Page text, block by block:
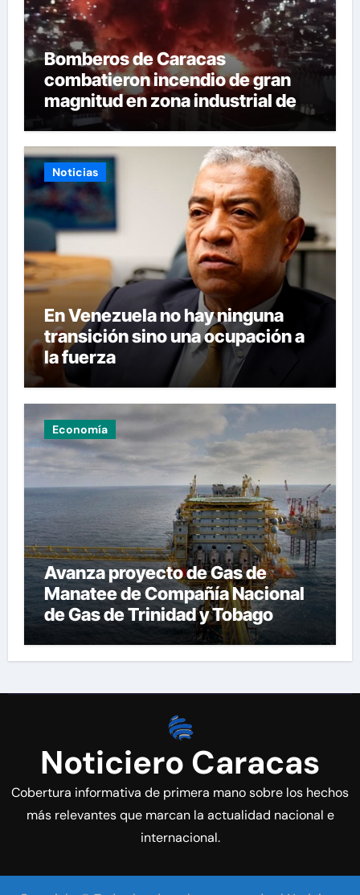
Bomberos de Caracas
combatieron incendio de gran
magnitud en zona industrial de El
Llanito
Noticias
En Venezuela no hay ninguna
transición sino una ocupación a
la fuerza
Economía
Avanza proyecto de Gas de
Manatee de Compañía Nacional
de Gas de Trinidad y Tobago
Noticiero Caracas
Cobertura informativa de primera mano sobre los hechos
más relevantes que marcan la actualidad nacional e
internacional.